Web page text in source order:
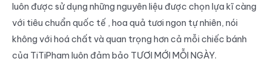
luôn được sử dụng những nguyên liệu được chọn lựa kĩ càng
với tiêu chuẩn quốc tế , hoa quả tươi ngon tự nhiên, nói
không với hoá chất và quan trọng hơn cả mỗi chiếc bánh
của TiTiPham luôn đảm bảo TƯƠI MỚI MỖI NGÀY.